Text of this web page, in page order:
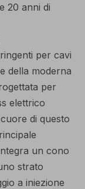
20 anni di
per cavi
della moderna
per
elettrico
di questo
un cono
strato
a iniezione